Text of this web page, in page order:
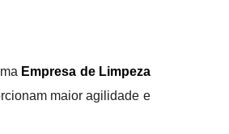
Empresa de Limpeza
maior agilidade e